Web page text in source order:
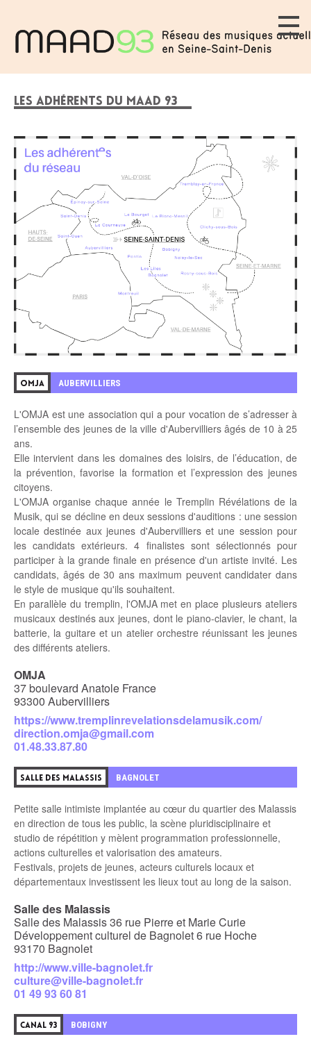
LES ADHÉRENTS DU MAAD 93
OMJA AUBERVILLIERS
L'OMJA est une association qui a pour vocation de s’adresser à
l’ensemble des jeunes de la ville d'Aubervilliers âgés de 10 à 25
ans.
Elle intervient dans les domaines des loisirs, de l’éducation, de
la prévention, favorise la formation et l’expression des jeunes
citoyens.
L'OMJA organise chaque année le Tremplin Révélations de la
Musik, qui se décline en deux sessions d'auditions : une session
locale destinée aux jeunes d'Aubervilliers et une session pour
les candidats extérieurs. 4 finalistes sont sélectionnés pour
participer à la grande finale en présence d'un artiste invité. Les
candidats, âgés de 30 ans maximum peuvent candidater dans
le style de musique qu'ils souhaitent.
En parallèle du tremplin, l'OMJA met en place plusieurs ateliers
musicaux destinés aux jeunes, dont le piano-clavier, le chant, la
batterie, la guitare et un atelier orchestre réunissant les jeunes
des différents ateliers.
OMJA
37 boulevard Anatole France
93300 Aubervilliers
https://www.tremplinrevelationsdelamusik.com/
direction.omja@gmail.com
01.48.33.87.80
SALLE DES MALASSIS BAGNOLET
Petite salle intimiste implantée au cœur du quartier des Malassis
en direction de tous les public, la scène pluridisciplinaire et
studio de répétition y mèlent programmation professionnelle,
actions culturelles et valorisation des amateurs.
Festivals, projets de jeunes, acteurs culturels locaux et
départementaux investissent les lieux tout au long de la saison.
Salle des Malassis
Salle des Malassis 36 rue Pierre et Marie Curie
Développement culturel de Bagnolet 6 rue Hoche
93170 Bagnolet
http://www.ville-bagnolet.fr
culture@ville-bagnolet.fr
01 49 93 60 81
CANAL 93 BOBIGNY